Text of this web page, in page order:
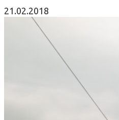
21.02.2018